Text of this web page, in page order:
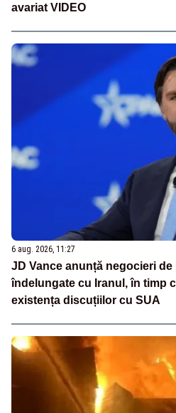
avariat VIDEO
6 aug. 2026, 11:27
JD Vance anunță negocieri
îndelungate cu Iranul, în timp
existența discuțiilor cu SUA